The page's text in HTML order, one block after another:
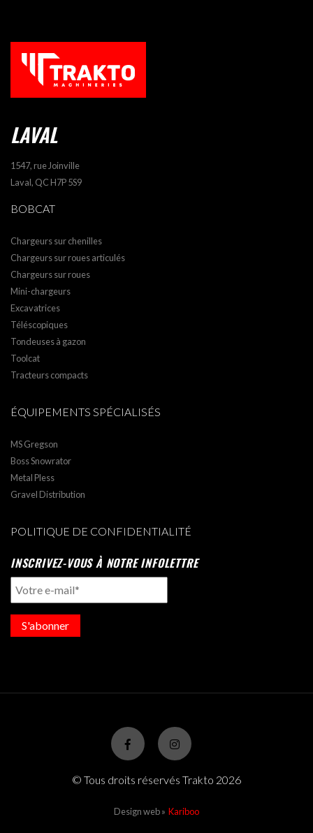
LAVAL
1547, rue Joinville
Laval, QC H7P 5S9
BOBCAT
Chargeurs sur chenilles
Chargeurs sur roues articulés
Chargeurs sur roues
Mini-chargeurs
Excavatrices
Téléscopiques
Tondeuses à gazon
Toolcat
Tracteurs compacts
ÉQUIPEMENTS SPÉCIALISÉS
MS Gregson
Boss Snowrator
Metal Pless
Gravel Distribution
POLITIQUE DE CONFIDENTIALITÉ
INSCRIVEZ-VOUS À NOTRE INFOLETTRE
S'abonner
© Tous droits réservés Trakto 2026
Design web » Kariboo